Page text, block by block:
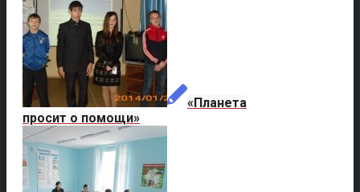
«Планета
просит о помощи»